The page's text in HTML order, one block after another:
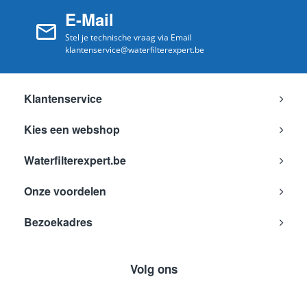
E-Mail
Stel je technische vraag via Email
klantenservice@waterfilterexpert.be
Klantenservice
Kies een webshop
Waterfilterexpert.be
Onze voordelen
Bezoekadres
Volg ons